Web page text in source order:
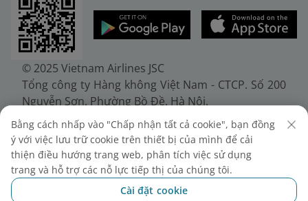
© 2025 Vietnam Airlines JSC
Tổng công ty Hàng không Việt Nam - CTCP. Số 200
Nguyễn Sơn, Phường Bồ Đề, Hà Nội.
Điện thoại: (+84-24) 38272289. Fax: (+84-24)
38722375
Giấy chứng nhận đăng ký doanh nghiệp, mã số
doanh nghiệp 0100107518, đăng ký lần đầu ngày
30/6/2010, đăng ký thay đổi lần thứ 10 ngày
Bằng cách nhấp vào "Chấp nhận tất cả cookie", bạn đồng
ý với việc lưu trữ cookie trên thiết bị của mình để cải
thiện điều hướng trang web, phân tích việc sử dụng
trang và hỗ trợ các nỗ lực tiếp thị của chúng tôi.
Cài đặt cookie